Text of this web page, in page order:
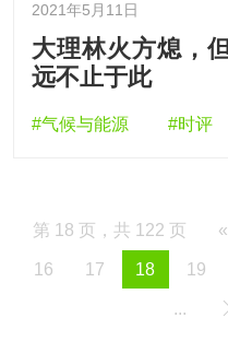
2021年5月11日
大理林火方熄，
远不止于此
#气候与能源 #时评
第 18 页，共 122 页
16 17 18 19
...